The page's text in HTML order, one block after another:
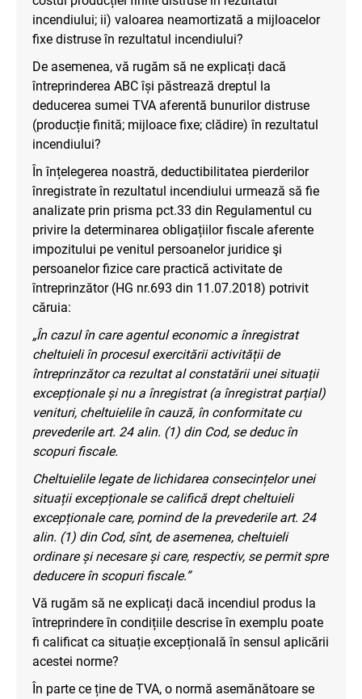
incendiului; ii) valoarea neamortizată a mijloacelor
fixe distruse în rezultatul incendiului?
De asemenea, vă rugăm să ne explicați dacă
întreprinderea ABC își păstrează dreptul la
deducerea sumei TVA aferentă bunurilor distruse
(producție finită; mijloace fixe; clădire) în rezultatul
incendiului?
În înțelegerea noastră, deductibilitatea pierderilor
înregistrate în rezultatul incendiului urmează să fie
analizate prin prisma pct.33 din Regulamentul cu
privire la determinarea obligațiilor fiscale aferente
impozitului pe venitul persoanelor juridice şi
persoanelor fizice care practică activitate de
întreprinzător (HG nr.693 din 11.07.2018) potrivit
căruia:
„În cazul în care agentul economic a înregistrat
cheltuieli în procesul exercitării activității de
întreprinzător ca rezultat al constatării unei situații
excepționale și nu a înregistrat (a înregistrat parțial)
venituri, cheltuielile în cauză, în conformitate cu
prevederile art. 24 alin. (1) din Cod, se deduc în
scopuri fiscale.
Cheltuielile legate de lichidarea consecințelor unei
situații excepționale se califică drept cheltuieli
excepționale care, pornind de la prevederile art. 24
alin. (1) din Cod, sînt, de asemenea, cheltuieli
ordinare și necesare și care, respectiv, se permit spre
deducere în scopuri fiscale.”
Vă rugăm să ne explicați dacă incendiul produs la
întreprindere în condițiile descrise în exemplu poate
fi calificat ca situație excepțională în sensul aplicării
acestei norme?
În parte ce ține de TVA, o normă asemănătoare se